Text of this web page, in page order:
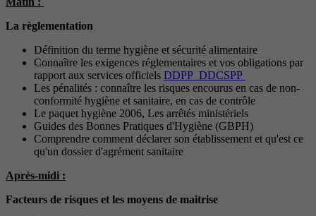
La règlementation
Définition du terme hygiène et sécurité alimentaire
Connaître les exigences réglementaires et vos obligations par
rapport aux services officiels DDPP DDCSPP
Les pénalités : connaître les risques encourus en cas de non-
conformité hygiène et sanitaire, en cas de contrôle
Le paquet hygiène 2006, Les arrêtés ministériels
Guides des Bonnes Pratiques d'Hygiène (GBPH)
Comprendre comment déclarer son établissement et qu'est ce
qu'un dossier d'agrément sanitaire
Après-midi :
Facteurs de risques et les moyens de maitrise